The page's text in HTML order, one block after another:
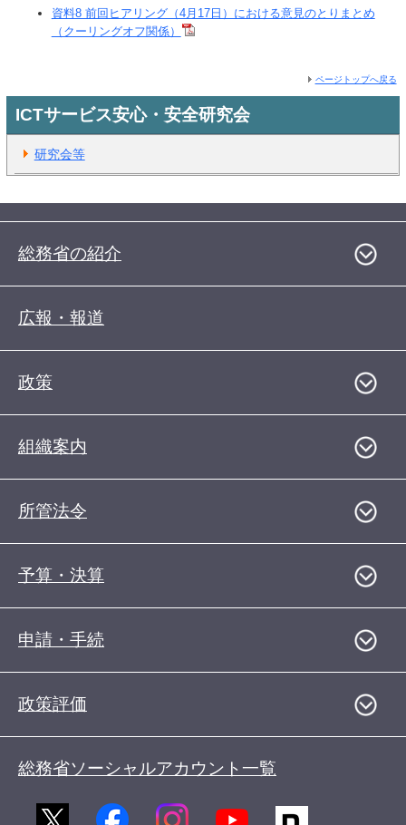
資料8 前回ヒアリング（4月17日）における意見のとりまとめ
（クーリングオフ関係）
ページトップへ戻る
ICTサービス安心・安全研究会
研究会等
総務省の紹介
広報・報道
政策
組織案内
所管法令
予算・決算
申請・手続
政策評価
総務省ソーシャルアカウント一覧